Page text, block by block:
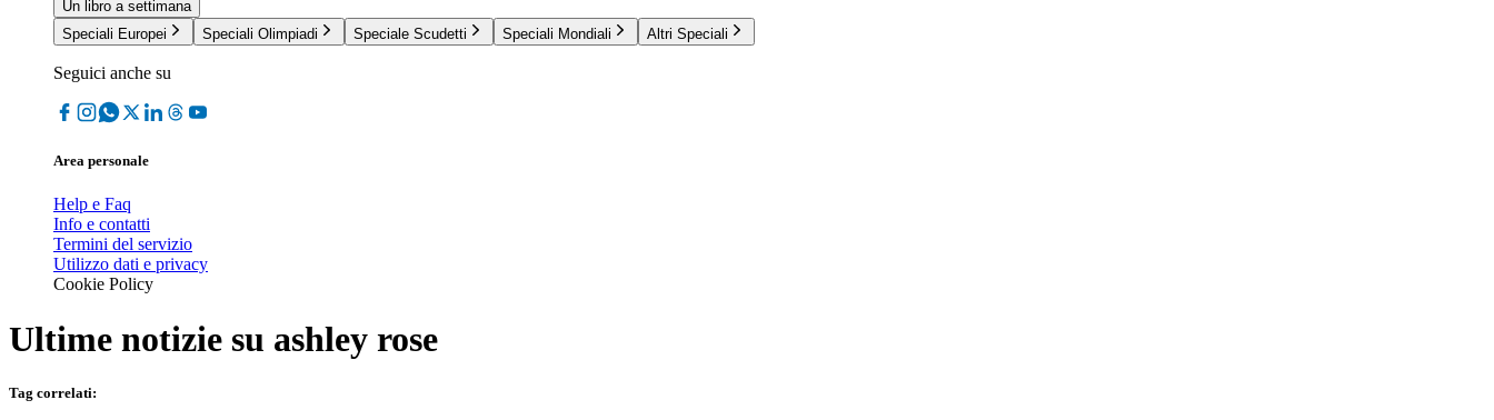
Un libro a settimana
Speciali Europei
Speciali Olimpiadi Speciale Scudetti Speciali Mondiali Altri Speciali
Seguici anche su
Area personale
Help e Faq
Info e contatti
Termini del servizio
Utilizzo dati e privacy
Cookie Policy
Ultime notizie su ashley rose
Tag correlati: